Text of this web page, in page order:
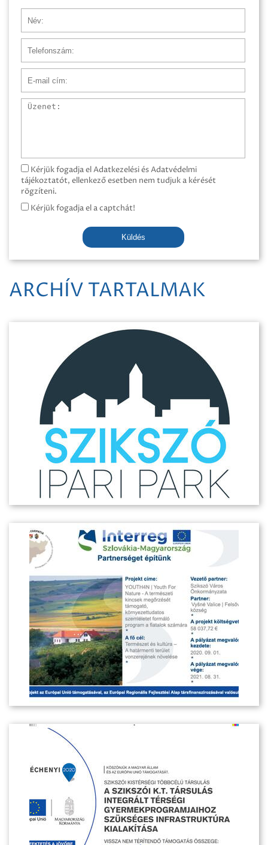
Üzenet
Kérjük fogadja el Adatkezelési és Adatvédelmi
tájékoztatót, ellenkező esetben nem tudjuk a kérését
rögzíteni.
Kérjük fogadja el a captchát!
Küldés
ARCHÍV TARTALMAK